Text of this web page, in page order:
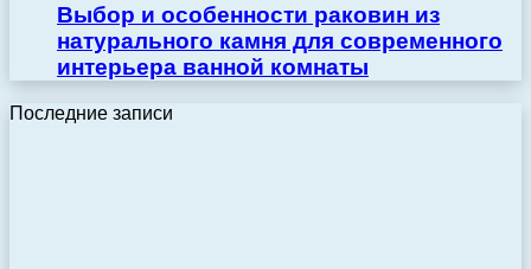
Выбор и особенности раковин из
натурального камня для современного
интерьера ванной комнаты
Последние записи